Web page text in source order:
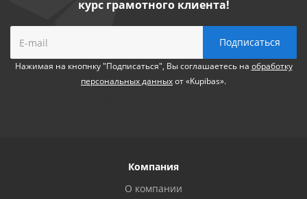
курс грамотного клиента!
Нажимая на кнопнку "Подписаться", Вы соглашаетесь на обработку
персональных данныхот «Kupibas».
Компания
О компании